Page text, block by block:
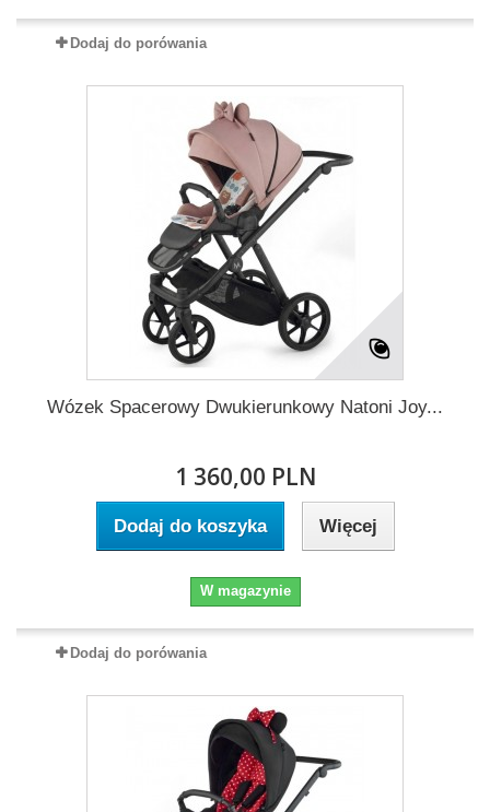
Dodaj do porówania
Wózek Spacerowy Dwukierunkowy Natoni Joy...
1 360,00 PLN
Dodaj do koszyka Więcej
W magazynie
Dodaj do porówania